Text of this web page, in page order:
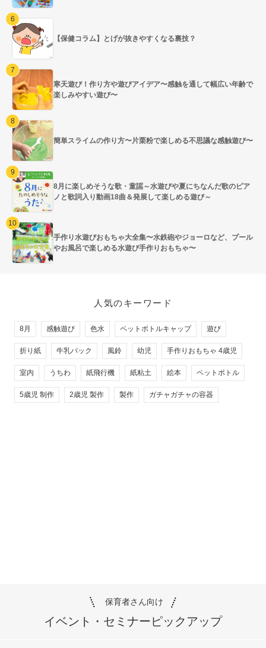
【保健コラム】とげが抜きやすくなる裏技？
寒天遊び！作り方や遊びアイデア〜感触を通して幅広い年齢で
楽しみやすい遊び〜
簡単スライムの作り方〜片栗粉で楽しめる不思議な感触遊び〜
8月に楽しめそうな歌・童謡～水遊びや夏にちなんだ歌のピア
ノと歌詞入り動画18曲＆発展して楽しめる遊び～
手作り水遊びおもちゃ大全集〜水鉄砲やジョーロなど、プール
やお風呂で楽しめる水遊び手作りおもちゃ〜
人気のキーワード
8月 感触遊び 色水 ペットボトルキャップ 遊び
折り紙 牛乳パック 風鈴 幼児 手作りおもちゃ 4歳児
室内 うちわ 紙飛行機 紙粘土 絵本 ペットボトル
5歳児 制作 2歳児 製作 製作 ガチャガチャの容器
保育者さん向け
イベント・セミナーピックアップ